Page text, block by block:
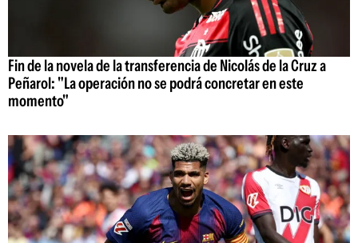
Fin de la novela de la transferencia de Nicolás de la Cruz a
Peñarol: "La operación no se podrá concretar en este
momento"